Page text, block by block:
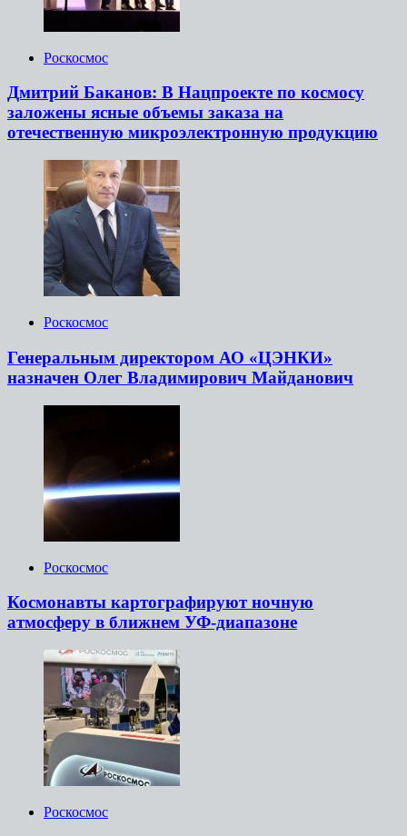
Роскосмос
Дмитрий Баканов: В Нацпроекте по космосу
заложены ясные объемы заказа на
отечественную микроэлектронную продукцию
Роскосмос
Генеральным директором АО «ЦЭНКИ»
назначен Олег Владимирович Майданович
Роскосмос
Космонавты картографируют ночную
атмосферу в ближнем УФ-диапазоне
Роскосмос